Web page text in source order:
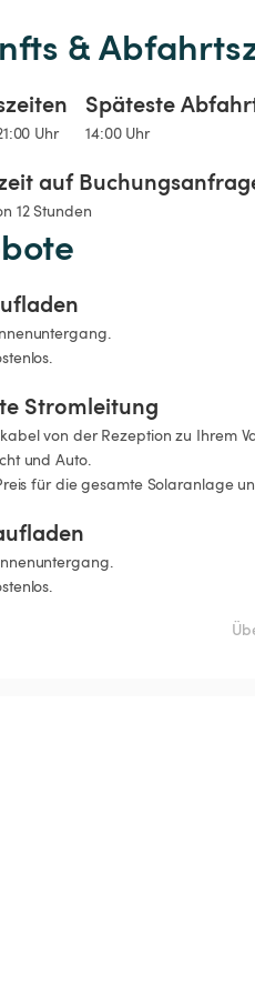
&
Uhr
Späteste
14:00 Uhr
auf
12 Stunden
Stromleitung
von der Rezeption zu Ihrem
und Auto.
für die gesamte Solaranlage